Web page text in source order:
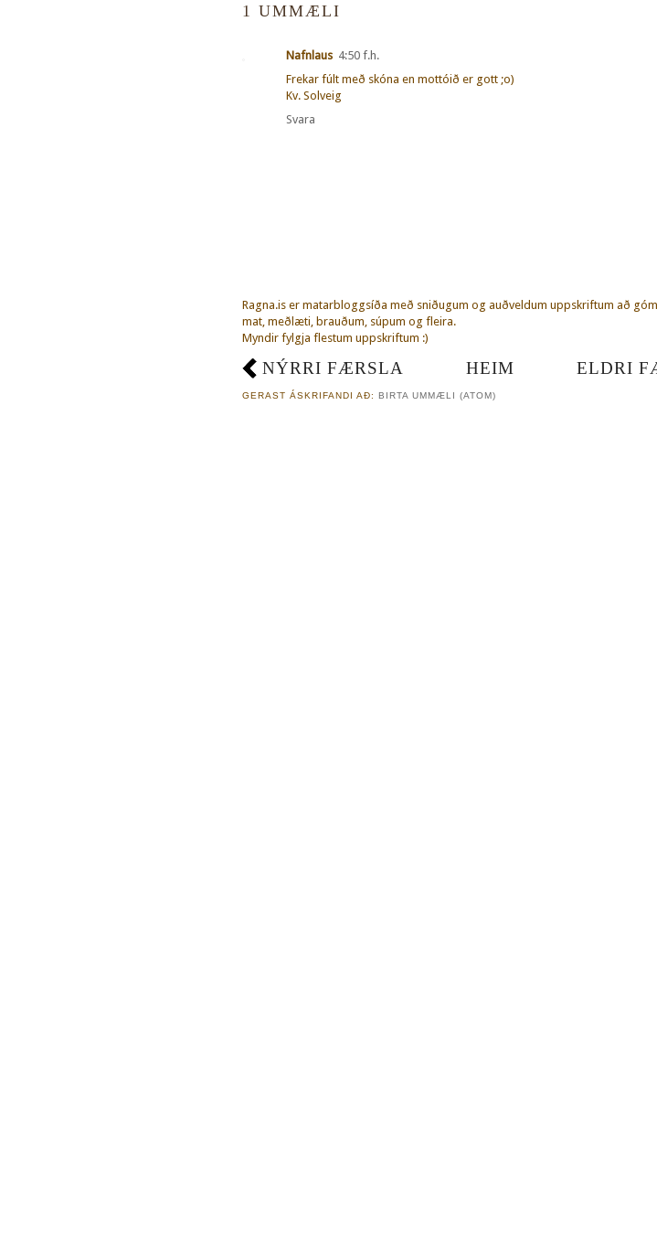
1 UMMÆLI
Nafnlaus 4:50 f.h.
Frekar fúlt með skóna en mottóið er gott ;o)
Kv. Solveig
Svara
Ragna.is er matarbloggsíða með sniðugum og auðveldum uppskriftum að
mat, meðlæti, brauðum, súpum og fleira.
Myndir fylgja flestum uppskriftum :)
NÝRRI FÆRSLA ELDRI
HEIM
GERAST ÁSKRIFANDI AÐ: BIRTA UMMÆLI (ATOM)